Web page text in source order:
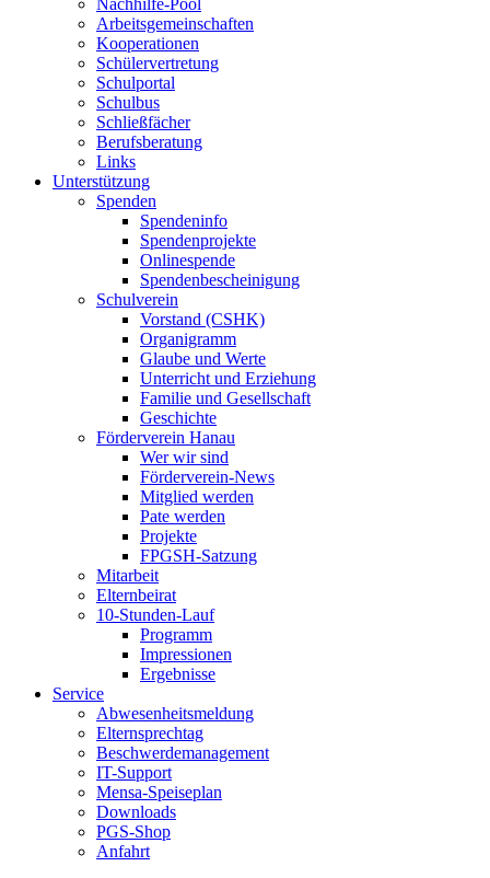
Nachhilfe-Pool
Arbeitsgemeinschaften
Kooperationen
Schülervertretung
Schulportal
Schulbus
Schließfächer
Berufsberatung
Links
Unterstützung
Spenden
Spendeninfo
Spendenprojekte
Onlinespende
Spendenbescheinigung
Schulverein
Vorstand (CSHK)
Organigramm
Glaube und Werte
Unterricht und Erziehung
Familie und Gesellschaft
Geschichte
Förderverein Hanau
Wer wir sind
Förderverein-News
Mitglied werden
Pate werden
Projekte
FPGSH-Satzung
Mitarbeit
Elternbeirat
10-Stunden-Lauf
Programm
Impressionen
Ergebnisse
Service
Abwesenheitsmeldung
Elternsprechtag
Beschwerdemanagement
IT-Support
Mensa-Speiseplan
Downloads
PGS-Shop
Anfahrt